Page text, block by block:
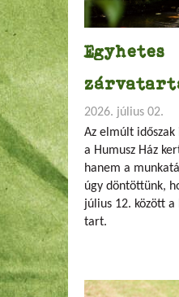
Egyhetes
2026. július 02.
Az elmúlt
a Humusz Ház
hanem a
úgy döntöttünk,
július 12. között a
tart.